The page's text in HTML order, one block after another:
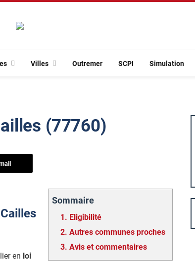
Villes Outremer SCPI Simulation
(77760)
Sommaire
1. Eligibilité
2. Autres communes proches
3. Avis et commentaires
en loi